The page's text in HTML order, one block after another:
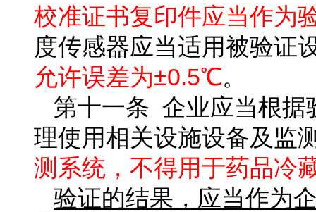
校准证书复印件应当作为
度传感器应当适用被验证
允许误差为±0.5℃。
第十一条 企业应当根据
理使用相关设施设备及监
测系统，不得用于药品冷
验证的结果，应当作为